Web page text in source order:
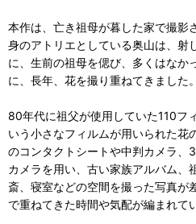
本作は、亡き祖母が暮した家で撮影
身のアトリエとしている奥山は、射
に、生前の祖母を偲び、多くはなか
に、長年、花を撮り重ねてきました。
80年代に祖父が使用していた110フ
いう小さなフィルムが用いられた花
のコンタクトシートや中判カメラ、
カメラを用い、古い家族アルバム、
斎、寝室などの空間を撮った写真が
で重ねてきた時間や気配が編まれて